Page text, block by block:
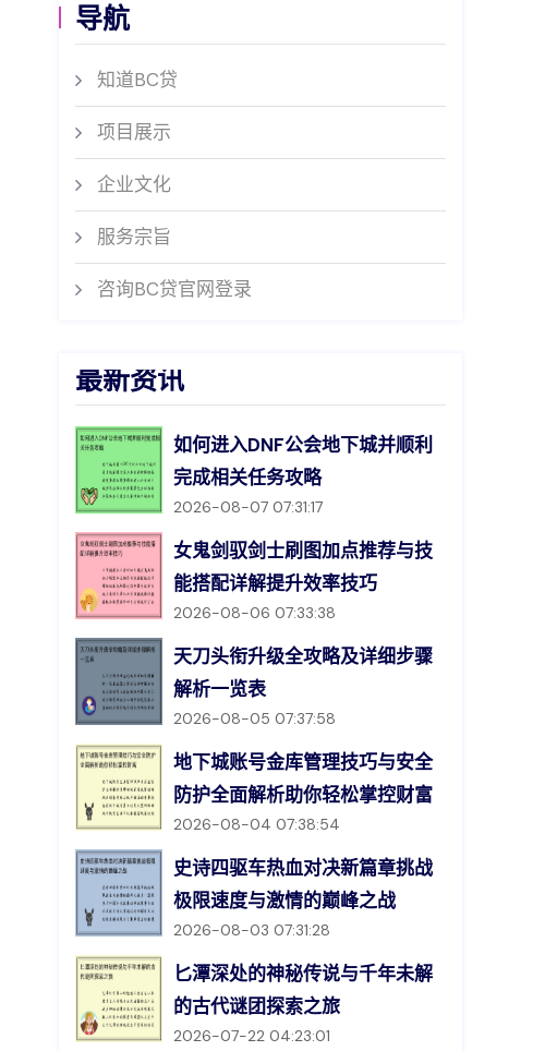
导航
知道BC贷
项目展示
企业文化
服务宗旨
咨询BC贷官网登录
最新资讯
如何进入DNF公会地下城并顺利
完成相关任务攻略
2026-08-07 07:31:17
女鬼剑驭剑士刷图加点推荐与技
能搭配详解提升效率技巧
2026-08-06 07:33:38
天刀头衔升级全攻略及详细步骤
解析一览表
2026-08-05 07:37:58
地下城账号金库管理技巧与安全
防护全面解析助你轻松掌控财富
2026-08-04 07:38:54
史诗四驱车热血对决新篇章挑战
极限速度与激情的巅峰之战
2026-08-03 07:31:28
匕潭深处的神秘传说与千年未解
的古代谜团探索之旅
2026-07-22 04:23:01